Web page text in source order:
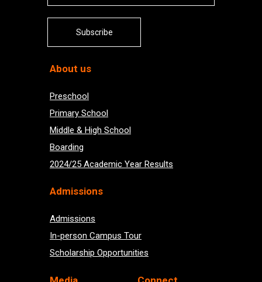
Subscribe
Admissions
Admissions
In-person Campus Tour
Scholarship Opportunities
About us
Preschool
Primary School
Middle & High School
Boarding
2024/25 Academic Year Results